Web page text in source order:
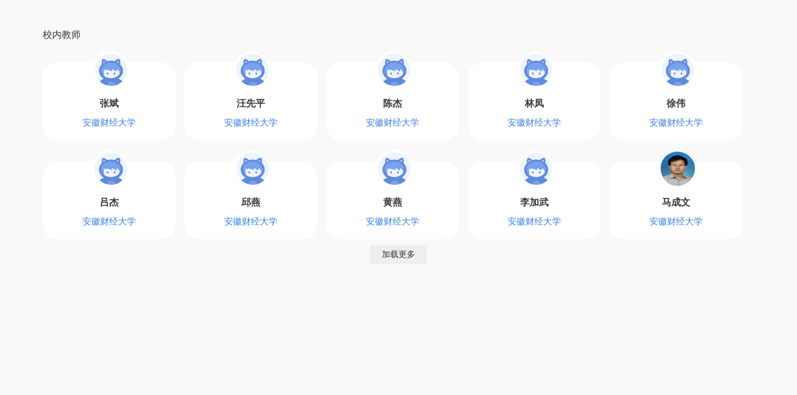
校内教师
张斌
安徽财经大学
汪先平
安徽财经大学
陈杰
安徽财经大学
林凤
安徽财经大学
徐伟
安徽财经大学
吕杰
安徽财经大学
邱燕
安徽财经大学
黄燕
安徽财经大学
李加武
安徽财经大学
马成文
安徽财经大学
加载更多